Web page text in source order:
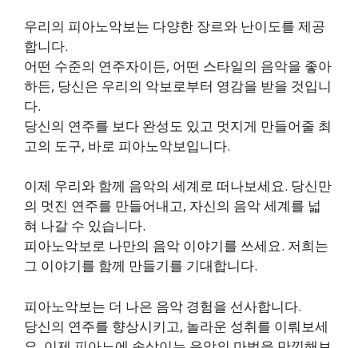
우리의 피아노악보는 다양한 장르와 난이도를 제공
합니다.
어떤 수준의 연주자이든, 어떤 스타일의 음악을 좋아
하든, 당신은 우리의 악보로부터 영감을 받을 것입니
다.
당신의 연주를 보다 완성도 있고 멋지게 만들어줄 최
고의 도구, 바로 피아노악보입니다.
이제 우리와 함께 음악의 세계로 떠나보세요. 당신만
의 멋진 연주를 만들어내고, 자신의 음악 세계를 넓
혀 나갈 수 있습니다.
피아노악보로 나만의 음악 이야기를 쓰세요. 저희는
그 이야기를 함께 만들기를 기대합니다.
피아노악보는 더 나은 음악 경험을 선사합니다.
당신의 연주를 향상시키고, 놀라운 성취를 이뤄보세